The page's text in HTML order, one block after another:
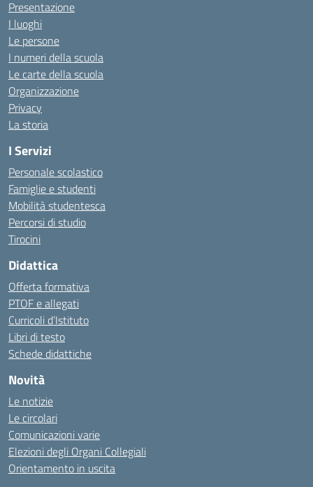
Presentazione
I luoghi
Le persone
I numeri della scuola
Le carte della scuola
Organizzazione
Privacy
La storia
I Servizi
Personale scolastico
Famiglie e studenti
Mobilità studentesca
Percorsi di studio
Tirocini
Didattica
Offerta formativa
PTOF e allegati
Curricoli d’Istituto
Libri di testo
Schede didattiche
Novità
Le notizie
Le circolari
Comunicazioni varie
Elezioni degli Organi Collegiali
Orientamento in uscita